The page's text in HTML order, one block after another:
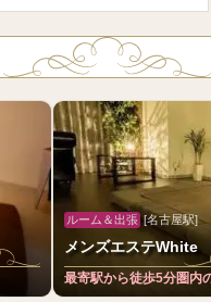
ルーム＆出張 [名古屋駅]
メンズエステWhite
最寄駅から徒歩5分圏内